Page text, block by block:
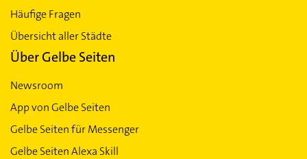
Häufige Fragen
Übersicht aller Städte
Über Gelbe Seiten
Newsroom
App von Gelbe Seiten
Gelbe Seiten für Messenger
Gelbe Seiten Alexa Skill